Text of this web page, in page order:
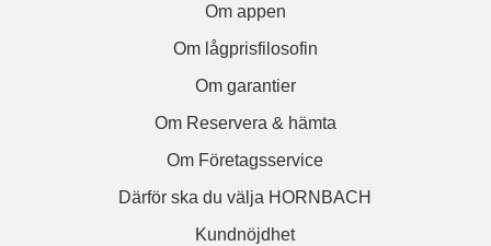
Om appen
Om lågprisfilosofin
Om garantier
Om Reservera & hämta
Om Företagsservice
Därför ska du välja HORNBACH
Kundnöjdhet